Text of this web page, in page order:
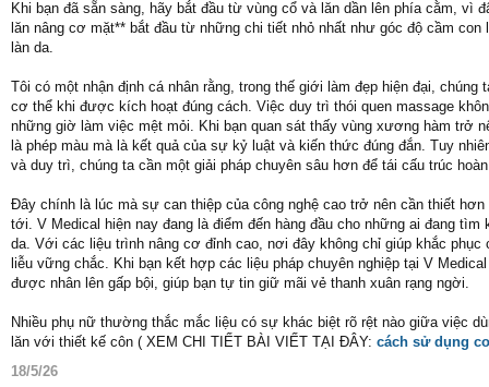
Khi bạn đã sẵn sàng, hãy bắt đầu từ vùng cổ và lăn dần lên phía cằm, vì
lăn nâng cơ mặt** bắt đầu từ những chi tiết nhỏ nhất như góc độ cầm
làn da.
Tôi có một nhận định cá nhân rằng, trong thế giới làm đẹp hiện đại,
cơ thể khi được kích hoạt đúng cách. Việc duy trì thói quen massage
những giờ làm việc mệt mỏi. Khi bạn quan sát thấy vùng xương hàm trở
là phép màu mà là kết quả của sự kỷ luật và kiến thức đúng đắn. Tuy
và duy trì, chúng ta cần một giải pháp chuyên sâu hơn để tái cấu trúc
Đây chính là lúc mà sự can thiệp của công nghệ cao trở nên cần thiết
tới. V Medical hiện nay đang là điểm đến hàng đầu cho những ai đang
da. Với các liệu trình nâng cơ đỉnh cao, nơi đây không chỉ giúp khắc
liễu vững chắc. Khi bạn kết hợp các liệu pháp chuyên nghiệp tại V
được nhân lên gấp bội, giúp bạn tự tin giữ mãi vẻ thanh xuân rạng ngời.
Nhiều phụ nữ thường thắc mắc liệu có sự khác biệt rõ rệt nào giữa việc
lăn với thiết kế côn ( XEM CHI TIẾT BÀI VIẾT TẠI ĐÂY: cách sử dụng
18/5/26